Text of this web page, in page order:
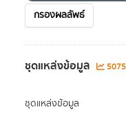
กรองผลลัพธ์
ชุดแหล่งข้อมูล
ชุดแหล่งข้อมูล